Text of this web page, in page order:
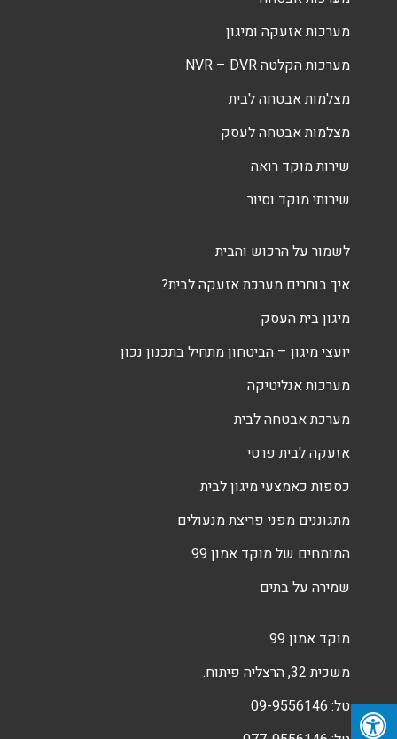
מערכות אזעקה ומיגון
מערכות הקלטה NVR – DVR
מצלמות אבטחה לבית
מצלמות אבטחה לעסק
שירות מוקד רואה
שירותי מוקד וסיור
לשמור על הרכוש והבית
איך בוחרים מערכת אזעקה לבית?
מיגון בית העסק
יועצי מיגון – הביטחון מתחיל בתכנון נכון
מערכות אנליטיקה
מערכת אבטחה לבית
אזעקה לבית פרטי
כספות כאמצעי מיגון לבית
מתגוננים מפני פריצת מנעולים
המומחים של מוקד אמון 99
שמירה על בתים
מוקד אמון 99
משכית 32, הרצליה פיתוח.
טל: 09-9556146